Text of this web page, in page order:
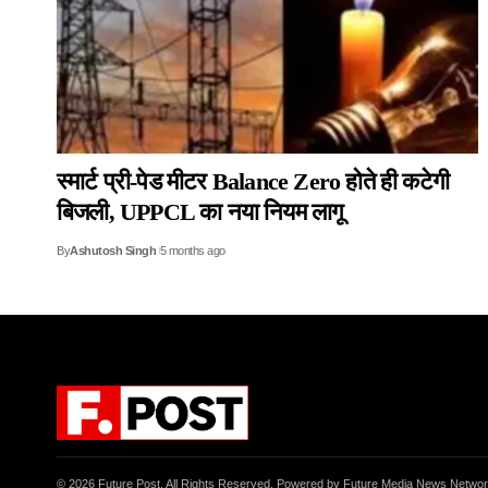
स्मार्ट प्री-पेड मीटर Balance Zero होते ही कटेगी
बिजली, UPPCL का नया नियम लागू
ByAshutosh Singh 5 months ago
© 2026 Future Post. All Rights Reserved. Powered by Future Media News